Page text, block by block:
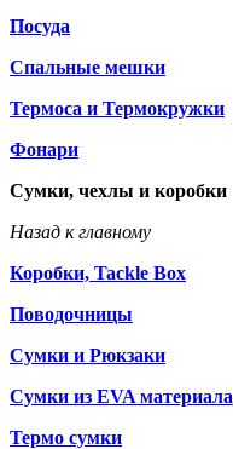
Посуда
Спальные мешки
Термоса и Термокружки
Фонари
Сумки, чехлы и коробки
Назад к главному
Коробки, Tackle Box
Поводочницы
Сумки и Рюкзаки
Сумки из EVA материала
Термо сумки